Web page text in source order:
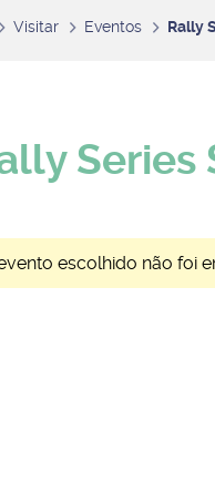
Visitar Eventos Rally
Series
escolhido não foi